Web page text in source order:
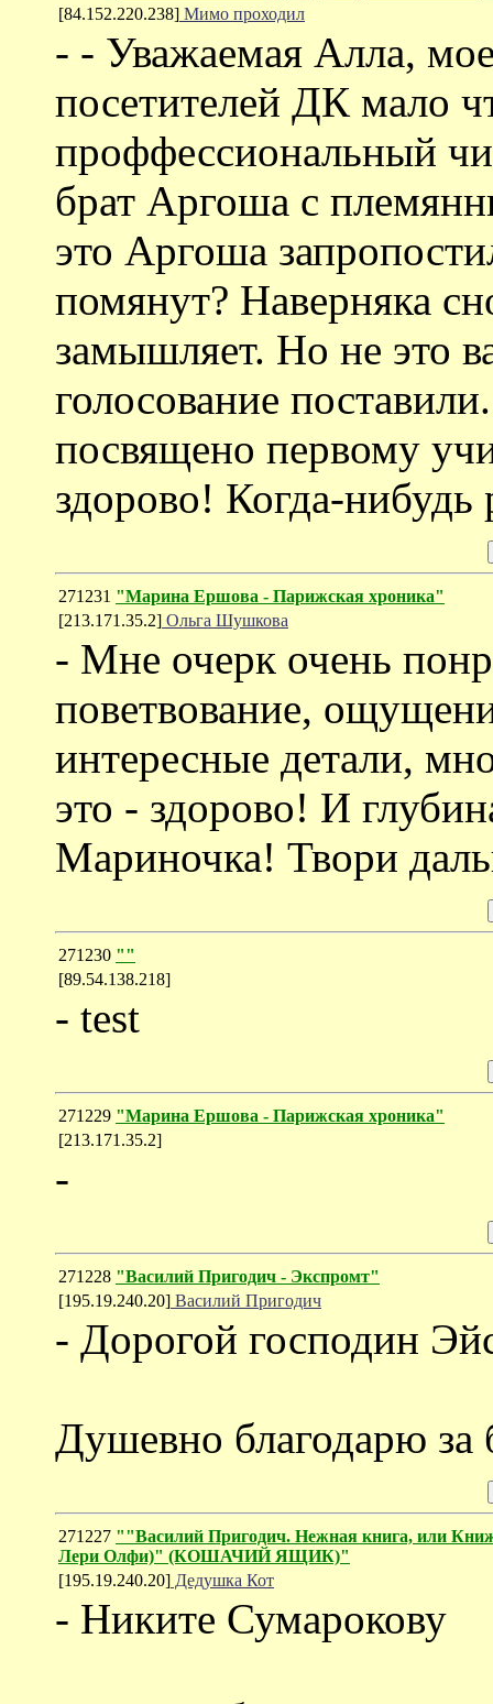
[84.152.220.238] Мимо проходил
- - Уважаемая Алла,
посетителей ДК мало
проффессиональный
брат Аргоша с
это Аргоша
помянут? Наверняка
замышляет. Но не это
голосование
посвящено первому
здорово! Когда-нибудь
271231 "Марина Ершова - Парижская хроника"
[213.171.35.2] Ольга Шушкова
- Мне очерк очень
поветвование,
интересные детали,
это - здорово! И
Мариночка! Твори
271230 ""
[89.54.138.218]
- test
271229 "Марина Ершова - Парижская хроника"
[213.171.35.2]
-
271228 "Василий Пригодич - Экспромт"
[195.19.240.20] Василий Пригодич
- Дорогой господин
Душевно благодарю за
271227 ""Василий Пригодич. Нежная книга, или
Лери Олфи)" (КОШАЧИЙ ЯЩИК)"
[195.19.240.20] Дедушка Кот
- Никите Сумарокову